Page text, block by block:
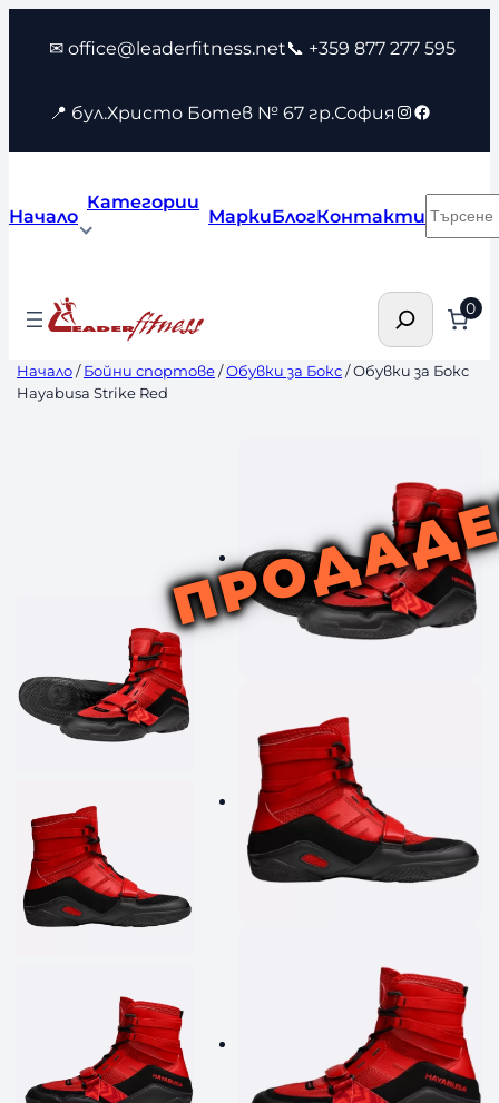
съдържанието
✉ office@leaderfitness.net📞 +359 877 277 595
📍 бул.Христо Ботев № 67 гр.София Instagram
Facebook
Начало
Категории
МаркиБлогКонтакти
Търсене 0
Начало/Бойни спортове/Обувки за Бокс/ Обувки за Бокс
Hayabusa Strike Red